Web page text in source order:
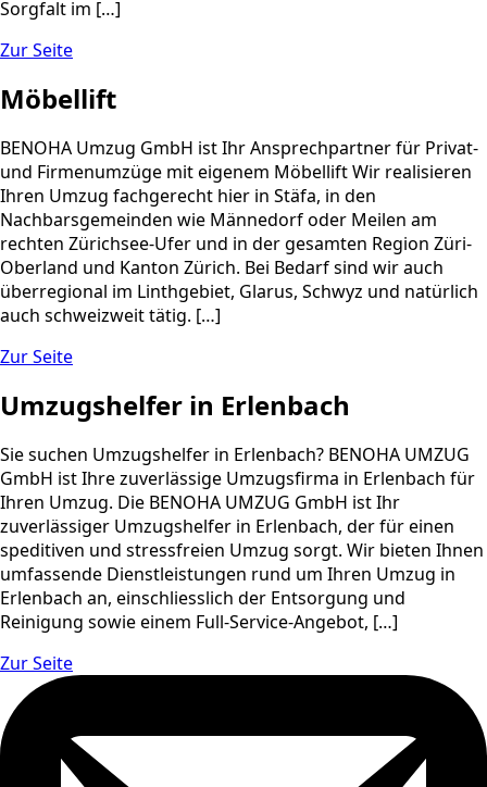
Sorgfalt im […]
Zur Seite
Möbellift
BENOHA Umzug GmbH ist Ihr Ansprechpartner für Privat-
und Firmenumzüge mit eigenem Möbellift Wir realisieren
Ihren Umzug fachgerecht hier in Stäfa, in den
Nachbarsgemeinden wie Männedorf oder Meilen am
rechten Zürichsee-Ufer und in der gesamten Region Züri-
Oberland und Kanton Zürich. Bei Bedarf sind wir auch
überregional im Linthgebiet, Glarus, Schwyz und natürlich
auch schweizweit tätig. […]
Zur Seite
Umzugshelfer in Erlenbach
Sie suchen Umzugshelfer in Erlenbach? BENOHA UMZUG
GmbH ist Ihre zuverlässige Umzugsfirma in Erlenbach für
Ihren Umzug. Die BENOHA UMZUG GmbH ist Ihr
zuverlässiger Umzugshelfer in Erlenbach, der für einen
speditiven und stressfreien Umzug sorgt. Wir bieten Ihnen
umfassende Dienstleistungen rund um Ihren Umzug in
Erlenbach an, einschliesslich der Entsorgung und
Reinigung sowie einem Full-Service-Angebot, […]
Zur Seite